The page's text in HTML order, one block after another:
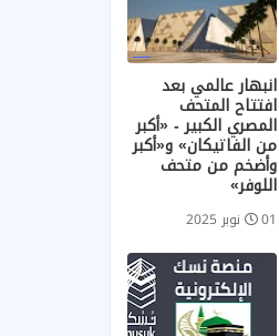
انبهار عالمي بعد
افتتاح المتحف
المصري الكبير - «أكبر
من الفاتيكان» و«أكبر
وأضخم من متحف
اللوفر»
01 نوبر 2025